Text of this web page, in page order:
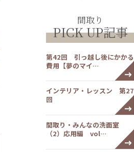
間取り
PICK UP記事
第42回 引っ越し後にかかる
費用【夢のマイ…
インテリア・レッスン 第27
回
間取り・みんなの洗面室
（2）応用編 vol…